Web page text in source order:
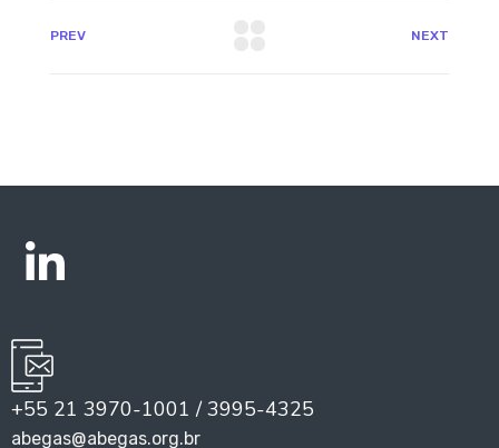
PREV NEXT
+55 21 3970-1001 / 3995-4325
abegas@abegas.org.br